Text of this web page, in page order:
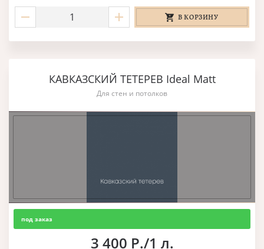
В КОРЗИНУ
КАВКАЗСКИЙ ТЕТЕРЕВ Ideal Matt
Для стен и потолков
под заказ
3 400 Р./1 л.